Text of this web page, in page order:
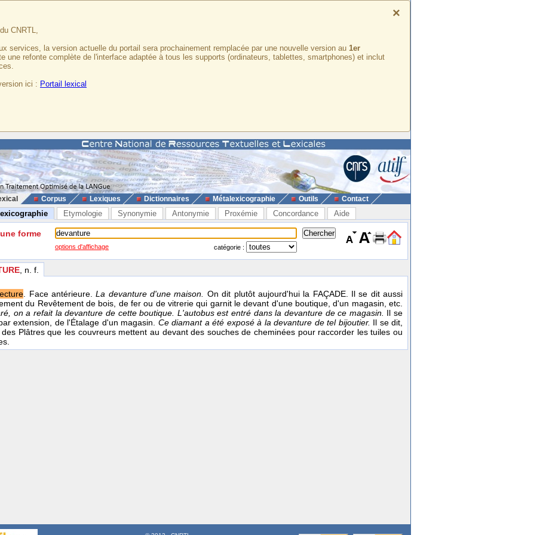
×
CNRTL,
services, la version actuelle du portail sera prochainement remplacée par une nouvelle version au 1er
une refonte complète de l'interface adaptée à tous les supports (ordinateurs, tablettes, smartphones) et inclut
ici : Portail lexical
Corpus Lexiques Dictionnaires Métalexicographie Outils Contact
Etymologie Synonymie Antonymie Proxémie Concordance Aide
forme
options d'affichage catégorie :
, n. f.
. Face antérieure.La devanture d'une maison. On dit plutôt aujourd'hui la FAÇADE. Il se dit aussi
du Revêtement de bois, de fer ou de vitrerie qui garnit le devant d'une boutique, d'un magasin, etc.
on a refait la devanture de cette boutique. L'autobus est entré dans la devanture de ce magasin. Il se
extension, de l'Étalage d'un magasin. Ce diamant a été exposé à la devanture de tel bijoutier. Il se dit,
Plâtres que les couvreurs mettent au devant des souches de cheminées pour raccorder les tuiles ou